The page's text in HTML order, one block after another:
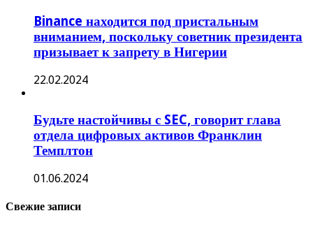
Binance находится под пристальным
вниманием, поскольку советник президента
призывает к запрету в Нигерии
22.02.2024
Будьте настойчивы с SEC, говорит глава
отдела цифровых активов Франклин
Темплтон
01.06.2024
Свежие записи